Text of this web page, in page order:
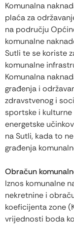
Komunalna
plaća za
na području
komunalne
Sutli te se koriste
komunalne
Komunalna
građenja i
zdravstvenog i
sportske i
energetske
na Sutli, kada to
građenja
Obračun
Iznos komunalne
nekretnine i
koeficijenta zone
vrijednosti boda